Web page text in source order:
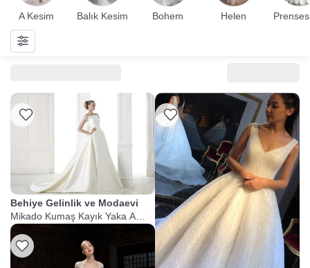
A Kesim Balık Kesim Bohem Helen
Behiye Gelinlik ve Modaevi
Mikado Kumaş Kayık Yaka A
Kesim Gelinlik